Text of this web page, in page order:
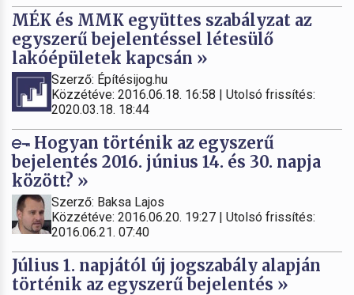
MÉK és MMK együttes szabályzat az
egyszerű bejelentéssel létesülő
lakóépületek kapcsán »
Szerző: Építésijog.hu
Közzétéve: 2016.06.18. 16:58 | Utolsó frissítés:
2020.03.18. 18:44
Hogyan történik az egyszerű
bejelentés 2016. június 14. és 30. napja
között? »
Szerző: Baksa Lajos
Közzétéve: 2016.06.20. 19:27 | Utolsó frissítés:
2016.06.21. 07:40
Július 1. napjától új jogszabály alapján
történik az egyszerű bejelentés »